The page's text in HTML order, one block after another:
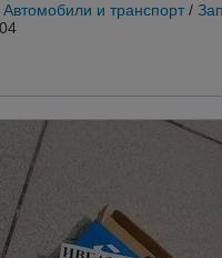
Автомобили и транспорт /